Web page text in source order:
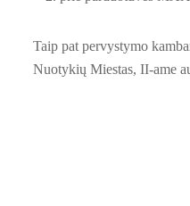
Taip pat pervystymo
Nuotykių Miestas, II-ame